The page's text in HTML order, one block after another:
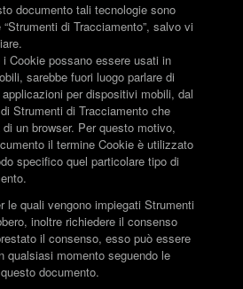
documento tali tecnologie sono
di Tracciamento”, salvo vi
Cookie possano essere usati in
sarebbe fuori luogo parlare di
per dispositivi mobili, dal
Strumenti di Tracciamento che
un browser. Per questo motivo,
il termine Cookie è utilizzato
specifico quel particolare tipo di
le quali vengono impiegati Strumenti
inoltre richiedere il consenso
il consenso, esso può essere
qualsiasi momento seguendo le
documento.